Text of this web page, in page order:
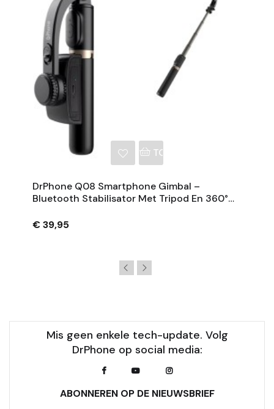
TOEVOEGEN AAN
DrPhone Q08 Smartphone Gimbal –
Bluetooth Stabilisator Met Tripod En 360°
€ 39,95
Mis geen enkele tech-update. Volg
DrPhone op social media:
ABONNEREN OP DE NIEUWSBRIEF